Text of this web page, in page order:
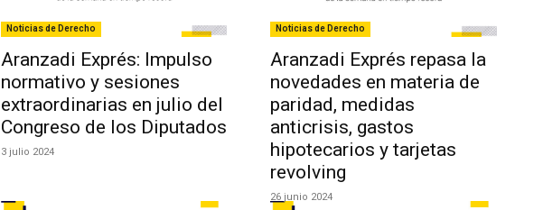
Noticias de Derecho
Aranzadi Exprés: Impulso
normativo y sesiones
extraordinarias en julio del
Congreso de los Diputados
3 julio 2024
Noticias de Derecho
Aranzadi Exprés repasa la
novedades en materia de
paridad, medidas
anticrisis, gastos
hipotecarios y tarjetas
revolving
26 junio 2024